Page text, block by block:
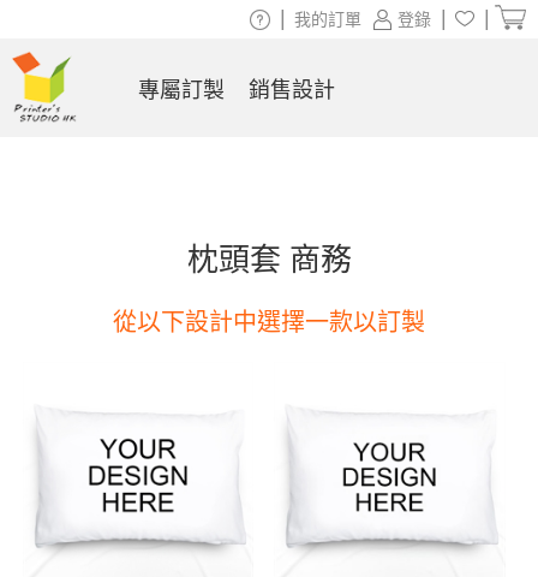
枕頭套 商務
從以下設計中選擇一款以訂製
登錄
我的訂單
專屬訂製 銷售設計